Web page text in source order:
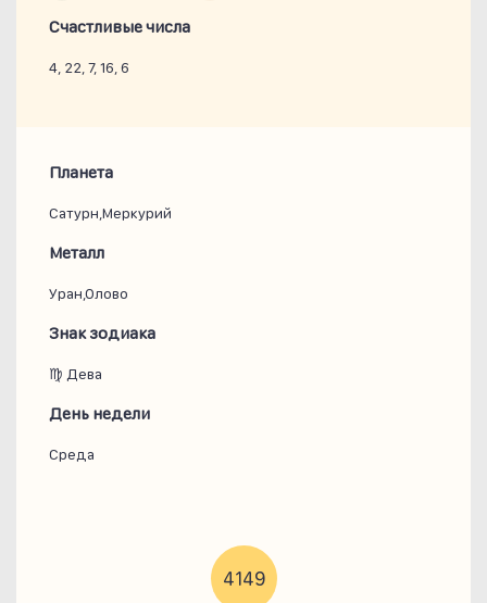
Счастливые числа
4, 22, 7, 16, 6
Планета
Сатурн,Меркурий
Металл
Уран,Олово
Знак зодиака
♍ Дева
День недели
Среда
4149